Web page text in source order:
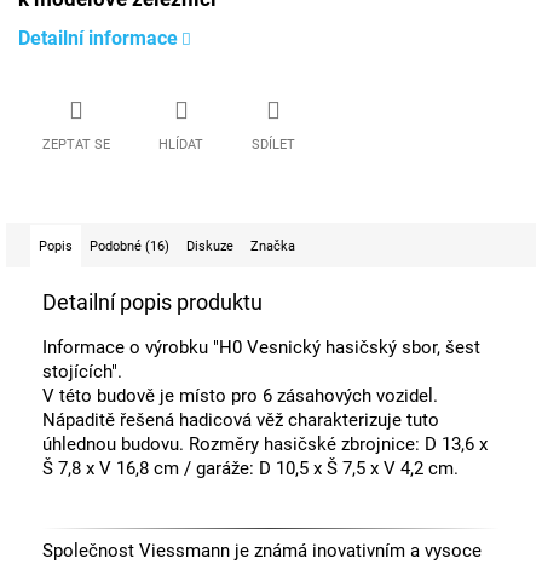
Detailní informace
ZEPTAT SE HLÍDAT SDÍLET
Popis Podobné (16) Diskuze Značka
Detailní popis produktu
Informace o výrobku "H0 Vesnický hasičský sbor, šest
stojících".
V této budově je místo pro 6 zásahových vozidel.
Nápaditě řešená hadicová věž charakterizuje tuto
úhlednou budovu. Rozměry hasičské zbrojnice: D 13,6 x
Š 7,8 x V 16,8 cm / garáže: D 10,5 x Š 7,5 x V 4,2 cm.
Společnost Viessmann je známá inovativním a vysoce